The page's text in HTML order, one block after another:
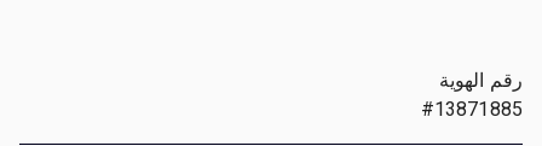
رقم الهوية
#13871885